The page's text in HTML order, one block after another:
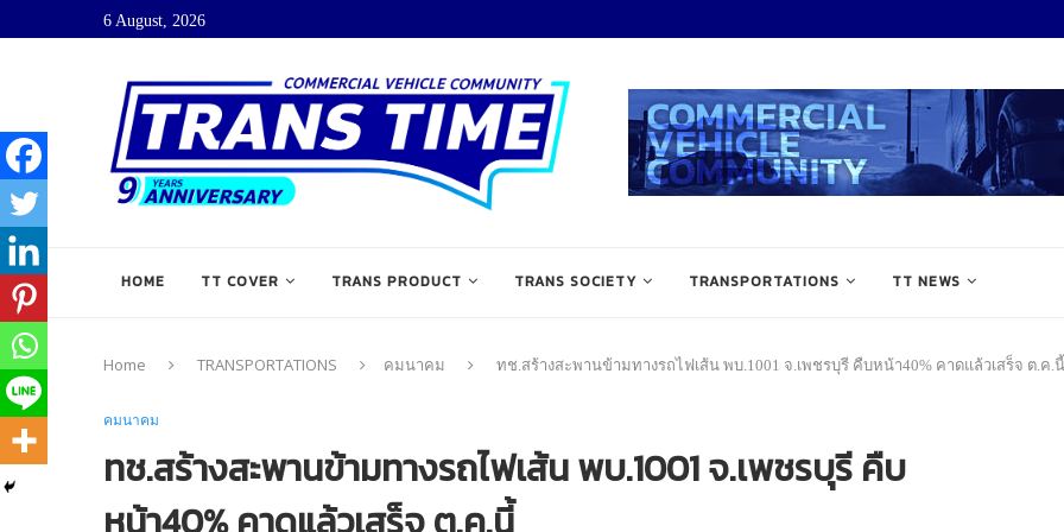
6 August, 2026
HOME TT COVER TRANS PRODUCT TRANS SOCIETY TRANSPORTATIONS TT NEWS
Home TRANSPORTATIONS คมนาคม ทช.สร้างสะพานข้ามทางรถไฟเส้น พบ.1001 จ.เพชรบุรี คืบหน้า40% คาดแล้วเสร็จ ต.ค.นี้
คมนาคม
ทช.สร้างสะพานข้ามทางรถไฟเส้น พบ.1001 จ.เพชรบุรี คืบ